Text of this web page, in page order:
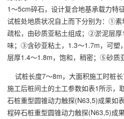
1～5cm碎石，设计复合地基承载力特
试桩处地质状况自上而下分别为：①
疏松，由砂质亚粘土组成；②淤泥层
味；③含砂亚粘土，1.3～1.7m，可塑
层厚1.4～1.8m，饱和，稍密；⑤砂质
试桩长度7～8m，大面积施工时桩
施工后桩间土的土工参数如表1所示，
石桩重型圆锥动力触探(N63,5)成果如
程碎石桩重型圆锥动力触探(N63,5)成